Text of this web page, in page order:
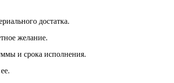
достатка.
желание.
и срока исполнения.